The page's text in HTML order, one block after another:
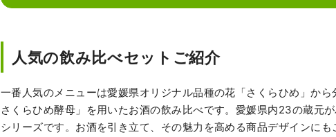
人気の飲み比べセットご紹介
一番人気のメニューは愛媛県オリジナル品種の花「さくらひめ」か
さくらひめ酵母」を用いたお酒の飲み比べです。愛媛県内23の蔵元
シリーズです。お酒を引き立て、その魅力を高める商品デザインにも